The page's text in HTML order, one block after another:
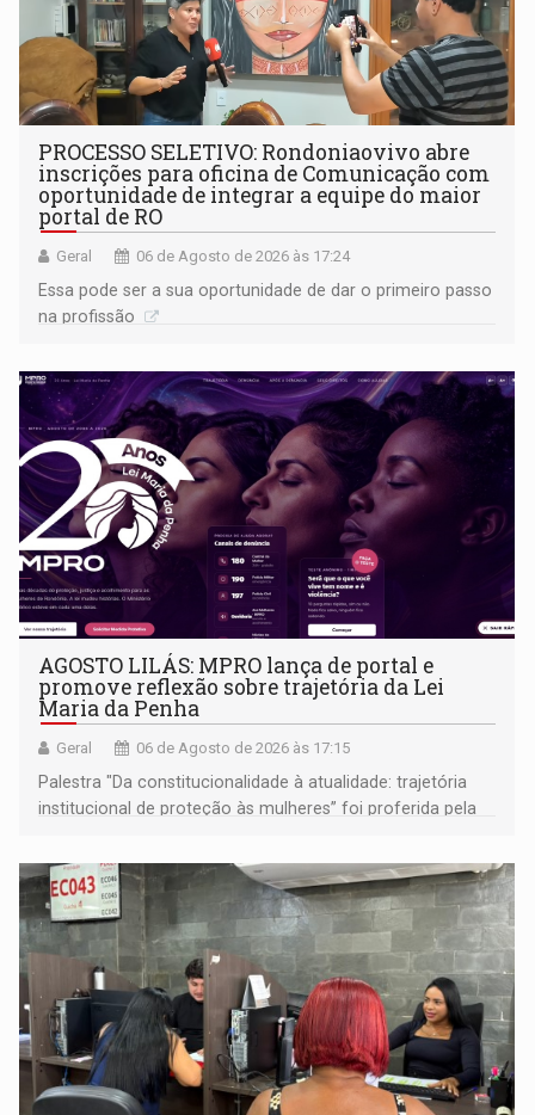
PROCESSO SELETIVO: Rondoniaovivo abre
inscrições para oficina de Comunicação com
oportunidade de integrar a equipe do maior
portal de RO
Geral 06 de Agosto de 2026 às 17:24
Essa pode ser a sua oportunidade de dar o primeiro passo
na profissão
AGOSTO LILÁS: MPRO lança de portal e
promove reflexão sobre trajetória da Lei
Maria da Penha
Geral 06 de Agosto de 2026 às 17:15
Palestra "Da constitucionalidade à atualidade: trajetória
institucional de proteção às mulheres” foi proferida pela
Goiás